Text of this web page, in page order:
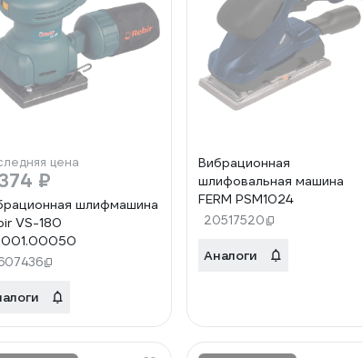
цена
₽
шлифмашина
VS-180
Вибрационная
шлифовальная машина
FERM PSM1024
20517520
Аналоги